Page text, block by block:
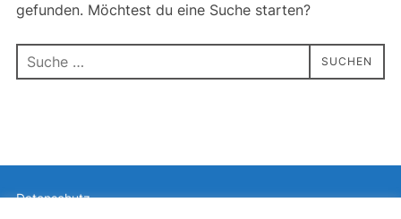
gefunden. Möchtest du eine Suche starten?
Suchen
nach:
SUCHEN
Datenschutz